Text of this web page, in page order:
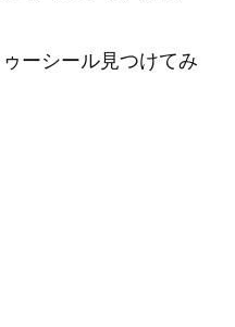
ーシール見つけてみ